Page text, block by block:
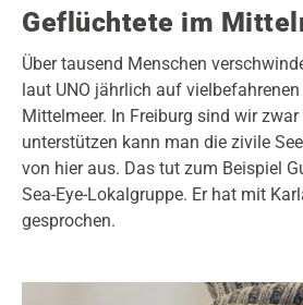
Geflüchtete im
Über tausend Menschen
laut UNO jährlich auf
Mittelmeer. In Freiburg sind wir
unterstützen kann man die zivile
von hier aus. Das tut zum Beispiel
Sea-Eye-Lokalgruppe. Er hat mit
gesprochen.